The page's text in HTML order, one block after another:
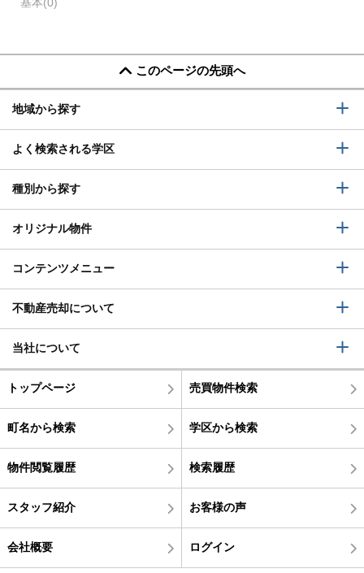
基本(0)
このページの先頭へ
地域から探す
よく検索される学区
種別から探す
オリジナル物件
コンテンツメニュー
不動産売却について
当社について
トップページ 売買物件検索
町名から検索 学区から検索
物件閲覧履歴 検索履歴
スタッフ紹介 お客様の声
会社概要 ログイン